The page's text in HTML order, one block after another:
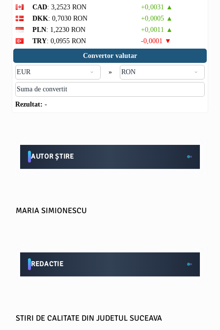
CAD: 3,2523 RON
+0,0031 ▲
DKK: 0,7030 RON
+0,0005 ▲
PLN: 1,2230 RON
+0,0011 ▲
TRY: 0,0955 RON
-0,0001 ▼
Convertor valutar
»
Rezultat: -
AUTOR ȘTIRE
MARIA SIMIONESCU
REDACTIE
STIRI DE CALITATE DIN JUDETUL SUCEAVA